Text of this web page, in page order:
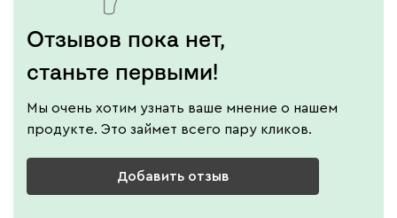
Отзывов пока нет,
станьте первыми!
Мы очень хотим узнать ваше мнение о нашем
продукте. Это займет всего пару кликов.
Добавить отзыв